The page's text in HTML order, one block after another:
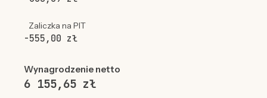
Zaliczka na PIT
-555,00 zł
Wynagrodzenie netto
6 155,65 zł